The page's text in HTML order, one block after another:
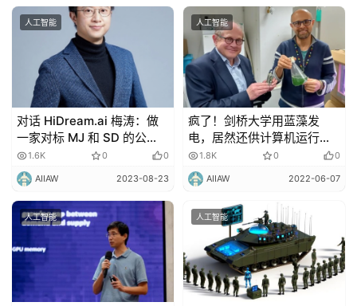
人工智能
对话 HiDream.ai 梅涛：做
一家对标 MJ 和 SD 的公
司，比扎堆做 LLM 机会更大
｜AGI十人谈
1.6K 0 0
AIIAW 2023-08-23
人工智能
疯了！剑桥大学用蓝藻发
电，居然还供计算机运行了
一年……
1.8K 0 0
AIIAW 2022-06-07
人工智能 人工智能